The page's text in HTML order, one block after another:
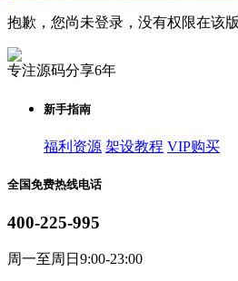
抱歉，您尚未登录，没有权限在该
专注源码分享6年
新手指南
福利资源 架设教程 VIP购买
全国免费热线电话
400-225-995
周一至周日9:00-23:00